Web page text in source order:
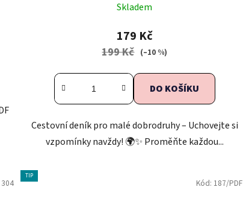
Skladem
179 Kč
199 Kč (–10 %)
DO KOŠÍKU
Cestovní deník pro malé dobrodruhy – Uchovejte si
vzpomínky navždy! 🌍✨ Proměňte každou...
304
TIP
Kód: 187/PDF